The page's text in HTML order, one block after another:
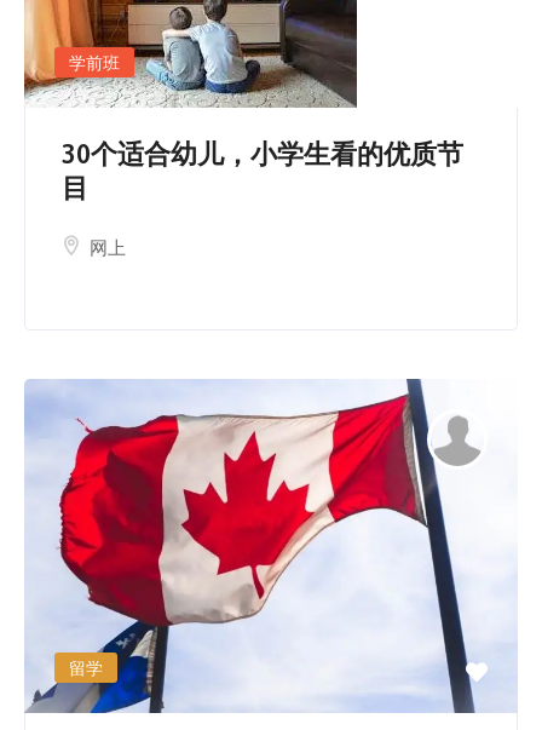
学前班
30个适合幼儿，小学生看的优质节
目
网上
留学